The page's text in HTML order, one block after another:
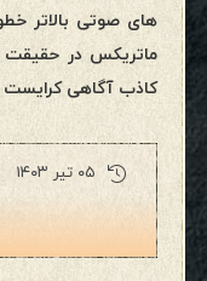
های صوتی بالاتر
ماتریکس در
کاذب آگاهی
۰۵ تیر ۱۴۰۳